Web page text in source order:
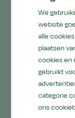
Dit project
het
Horizon
We
website
alle
plaatsen
cookies en
gebruikt
categorie
ons